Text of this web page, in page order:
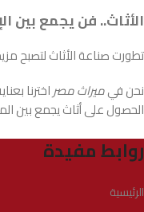
الأثاث.. فن يجمع بين
تطورت صناعة الأثاث لتصبح
نحن فيميراث مصراخترنا
الحصول على أثاث يجمع بين
روابط مفيدة
الرئيسية